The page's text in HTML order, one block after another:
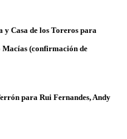
Casa de los Torerospara
(confirmación de
para Rui Fernandes, Andy